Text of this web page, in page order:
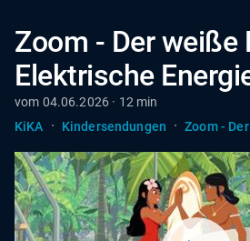
Zoom - Der weiße
Elektrische
vom 04.06.2026 · 12 min
KiKA
· Kindersendungen · Zoom -